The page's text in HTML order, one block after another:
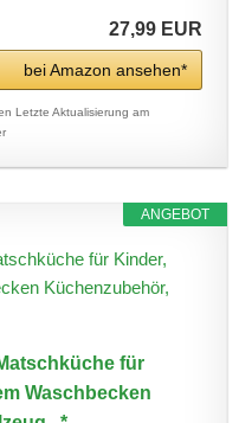
27,99 EUR
bei Amazon ansehen*
Letzte Aktualisierung am
ANGEBOT
für
Waschbecken